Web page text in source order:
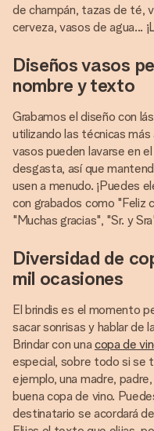
de champán, tazas de té,
cerveza, vasos de agua...
Diseños vasos
nombre y texto
Grabamos el diseño con
utilizando las técnicas
vasos pueden lavarse en
desgasta, así que
usen a menudo. ¡Puedes
con grabados como "Feliz
"Muchas gracias", "Sr. y
Diversidad de
mil ocasiones
El brindis es el momento
sacar sonrisas y hablar de
Brindar con una copa de
especial, sobre todo si se
ejemplo, una madre,
buena copa de vino.
destinatario se acordará